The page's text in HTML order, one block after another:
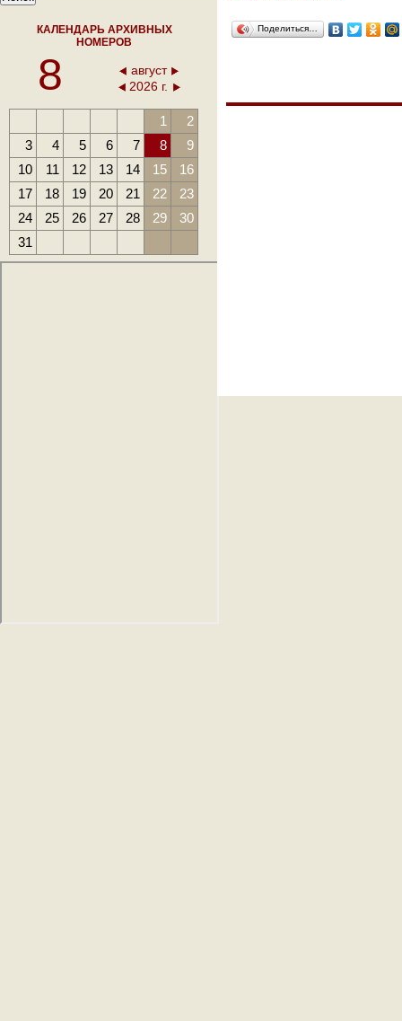
КАЛЕНДАРЬ АРХИВНЫХ
НОМЕРОВ
8
август
2026 г.
1
2
3
4 5 6 7 8
9
10
11 12 13 14 15
16
17
18 19 20 21 22
23
24
25 26 27 28 29
30
31
Поделиться…